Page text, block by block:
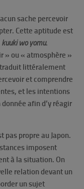
sache percevoir
Cette aptitude est
kuuki wo yomu.
» ou « atmosphère »
traduit littéralement
et comprendre
et les intentions
afin d’y réagir
pas propre au Japon.
imposent
à la situation. On
relation devant un
un sujet